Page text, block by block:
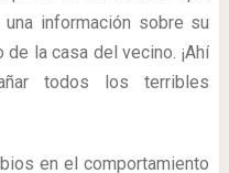
información sobre su
la casa del vecino. ¡Ahí
todos los terribles
en el comportamiento